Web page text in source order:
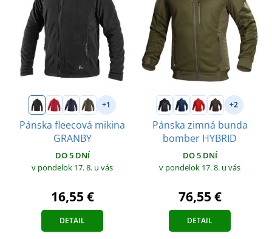
+1
Pánska fleecová mikina
GRANBY
DO 5 DNÍ
v pondelok 17. 8. u vás
16,55 €
DETAIL
+2
Pánska zimná bunda
bomber HYBRID
DO 5 DNÍ
v pondelok 17. 8. u vás
76,55 €
DETAIL